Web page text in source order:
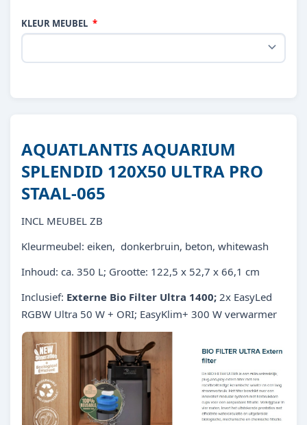
KLEUR MEUBEL
AQUATLANTIS AQUARIUM
SPLENDID 120X50 ULTRA PRO
STAAL-065
INCL MEUBEL ZB
Kleurmeubel: eiken, donkerbruin, beton, whitewash
Inhoud: ca. 350 L; Grootte: 122,5 x 52,7 x 66,1 cm
Inclusief: Externe Bio Filter Ultra 1400; 2x EasyLed
RGBW Ultra 50 W + ORI; EasyKlim+ 300 W verwarmer